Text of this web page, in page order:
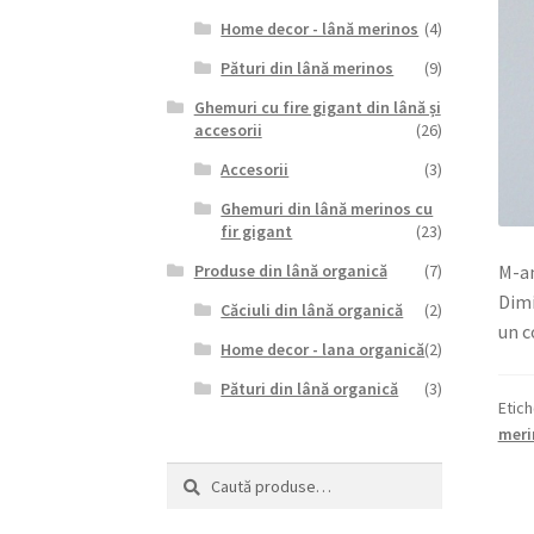
M-
un
Home decor - lână merinos (4)
Pături din lână merinos
(9)
Ghemuri cu fire gigant din lână și
accesorii
(26)
Accesorii
(3)
Ghemuri din lână merinos cu
fir gigant
(23)
Produse din lână organică
(7)
Căciuli din lână organică
(2)
Home decor - lana organică(2)
Pături din lână organică
(3)
Caută
după:
Caută